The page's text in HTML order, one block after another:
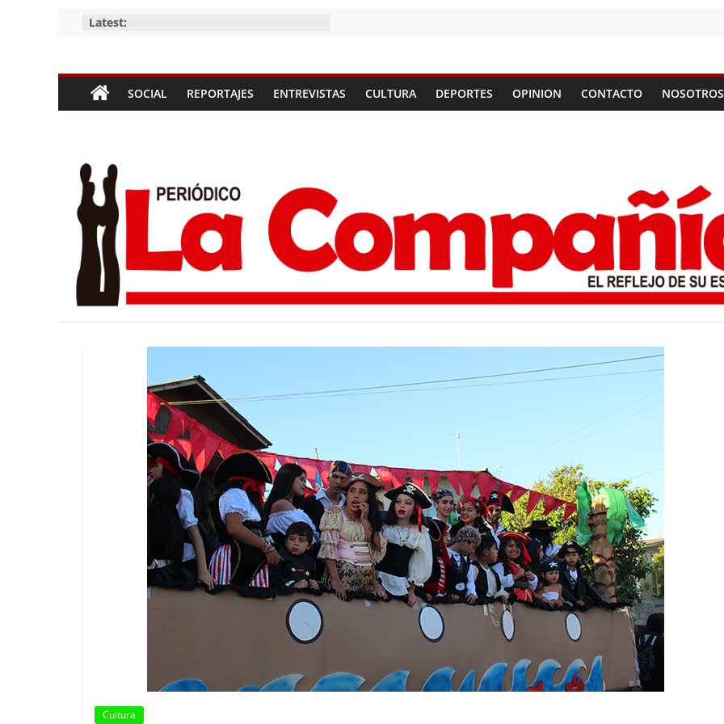
Latest:
Periódico
La
Compañía
Periódico
las
Compañías
SOCIAL REPORTAJES ENTREVISTAS CULTURA DEPORTES OPINION CONTACTO NOSOTROS
Cultura
Destacado Foco Vecinal
Municipio realiza limpieza
en microbasural